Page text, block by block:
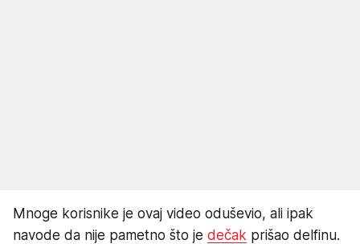
Mnoge korisnike je ovaj video oduševio, ali ipak
navode da nije pametno što je dečak prišao delfinu.